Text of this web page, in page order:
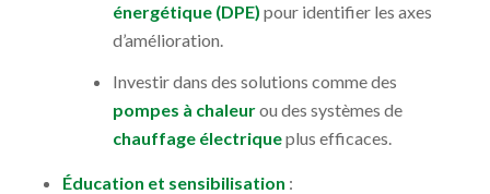
énergétique (DPE) pour identifier les axes
d’amélioration.
Investir dans des solutions comme des
pompes à chaleurou des systèmes de
chauffage électriqueplus efficaces.
Éducation et sensibilisation :